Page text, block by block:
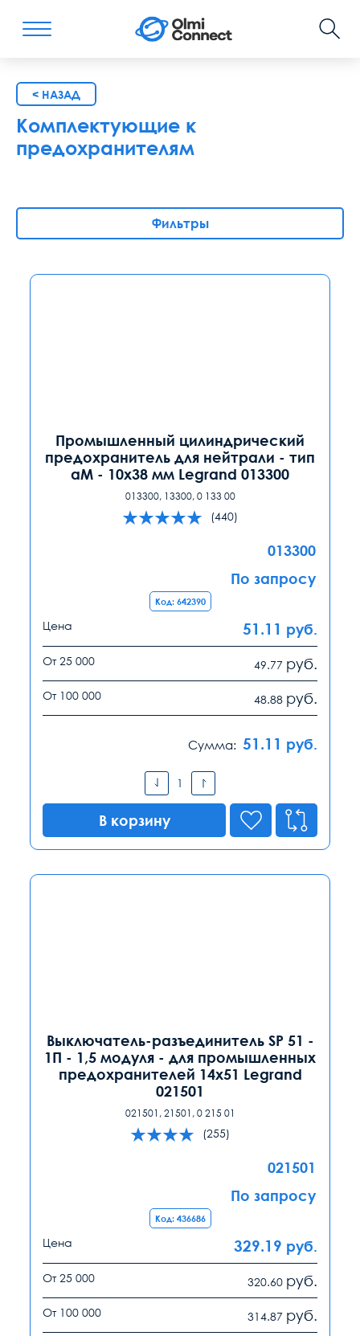
< НАЗАД
Комплектующие к
предохранителям
Фильтры
Промышленный цилиндрический
предохранитель для нейтрали - тип
аМ - 10x38 мм Legrand 013300
013300, 13300, 0 133 00
(440)
013300
По запросу
Код: 642390
Цена 51.11 руб.
От 25 000 49.77 руб.
От 100 000 48.88 руб.
Сумма: 51.11 руб.
В корзину
Выключатель-разъединитель SP 51 -
1П - 1,5 модуля - для промышленных
предохранителей 14х51 Legrand
021501
021501, 21501, 0 215 01
(255)
021501
По запросу
Код: 436686
Цена 329.19 руб.
От 25 000 320.60 руб.
От 100 000 314.87 руб.